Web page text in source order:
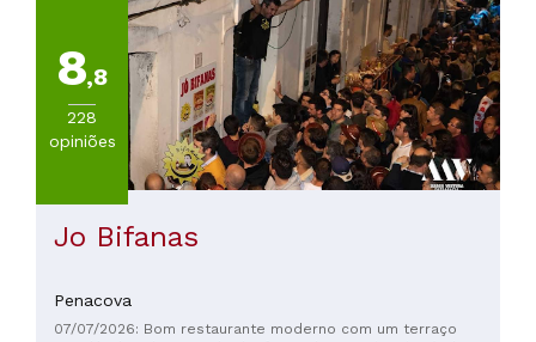
8,8
228
opiniões
Jo Bifanas
Penacova
07/07/2026: Bom restaurante moderno com um terraço